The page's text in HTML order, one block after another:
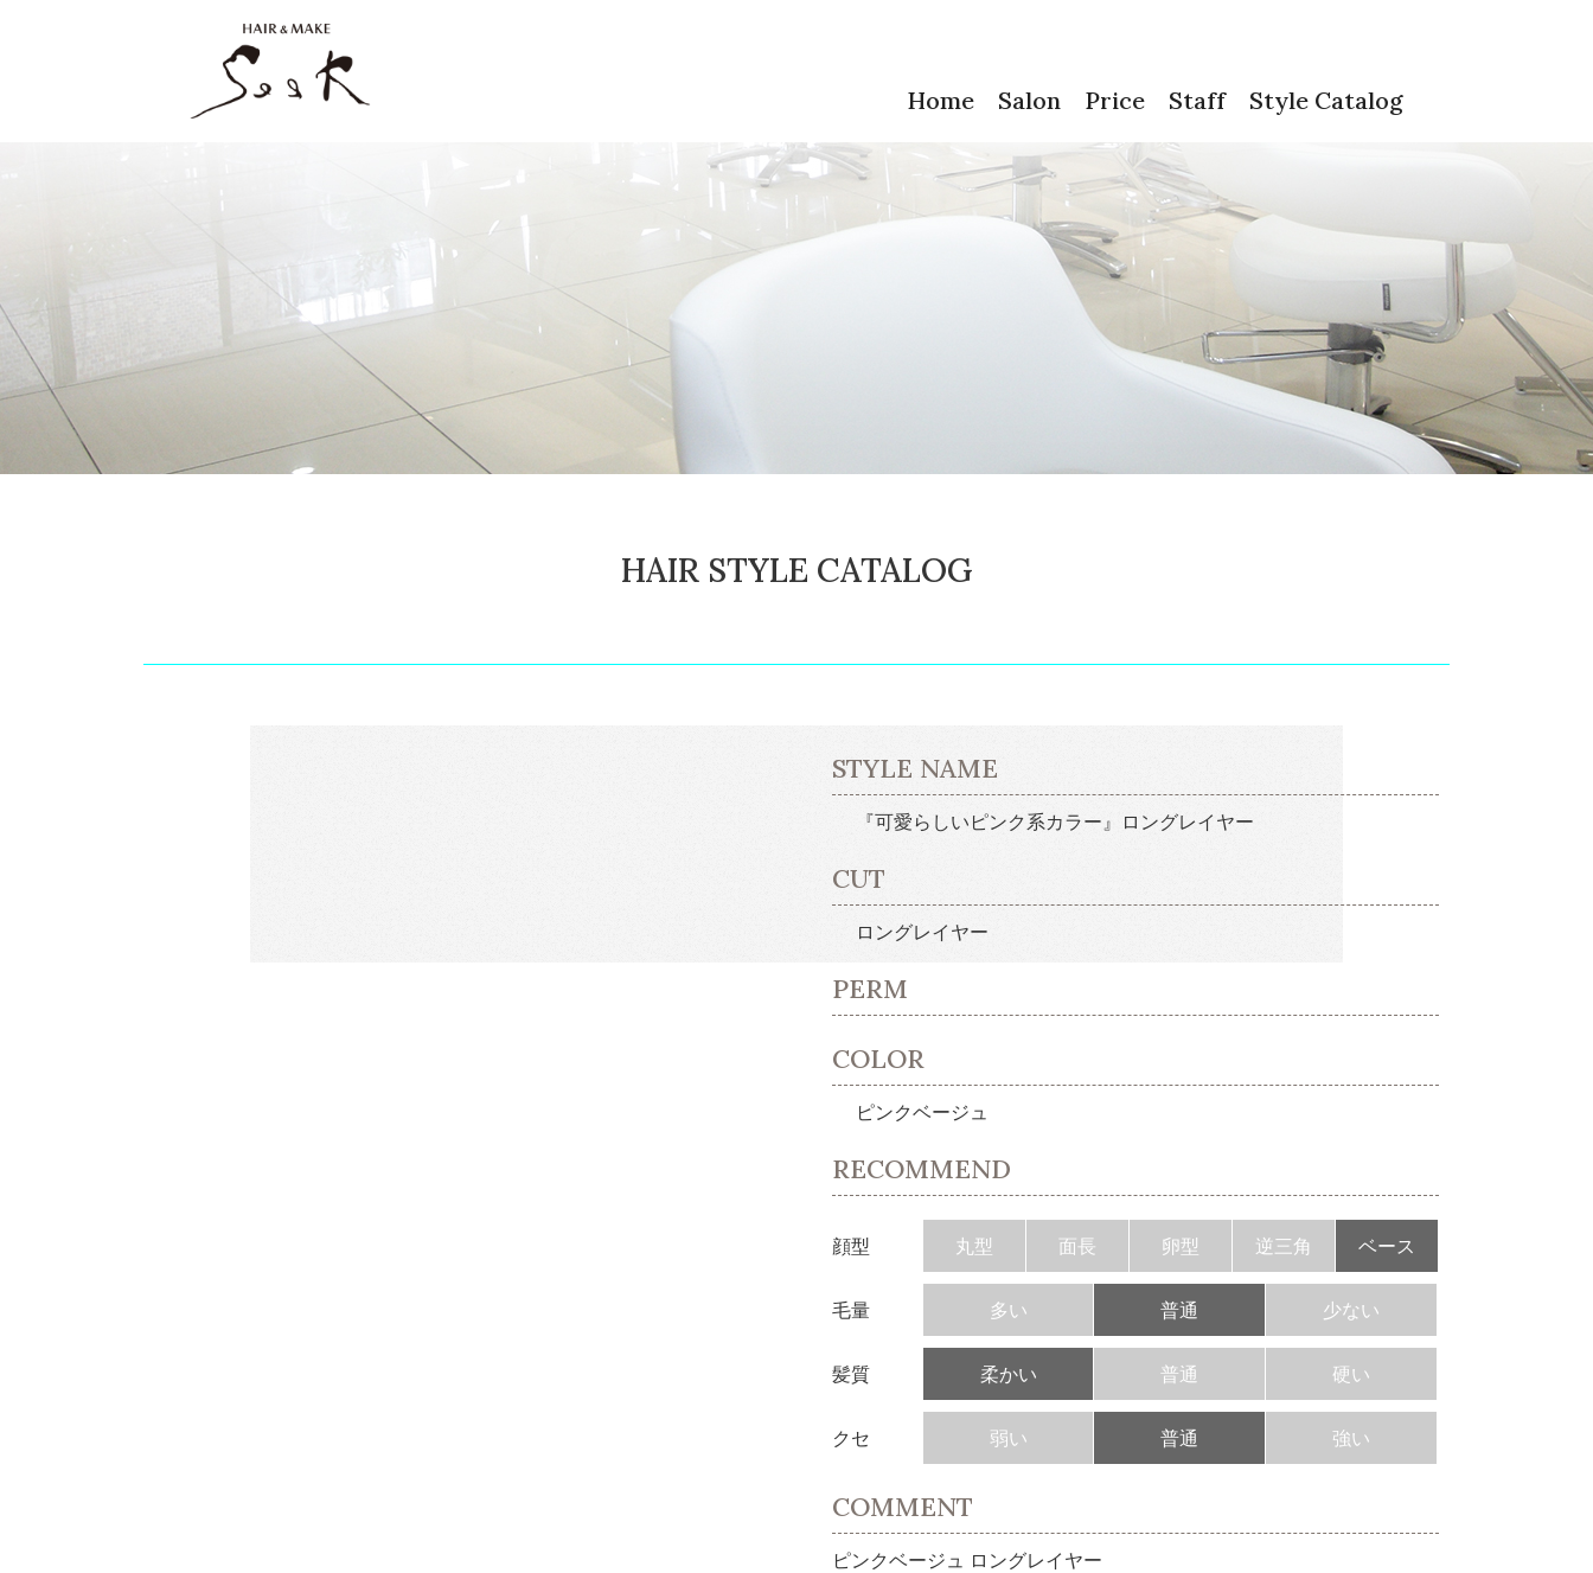
Home Salon Price Staff Style Catalog
HAIR STYLE CATALOG
STYLE NAME
『可愛らしいピンク系カラー』ロングレイヤー
CUT
ロングレイヤー
PERM
COLOR
ピンクベージュ
RECOMMEND
顔型 丸型 面長 卵型 逆三角 ベース
毛量 多い 普通 少ない
髪質 柔かい 普通 硬い
クセ 弱い 普通 強い
COMMENT
ピンクベージュ ロングレイヤー